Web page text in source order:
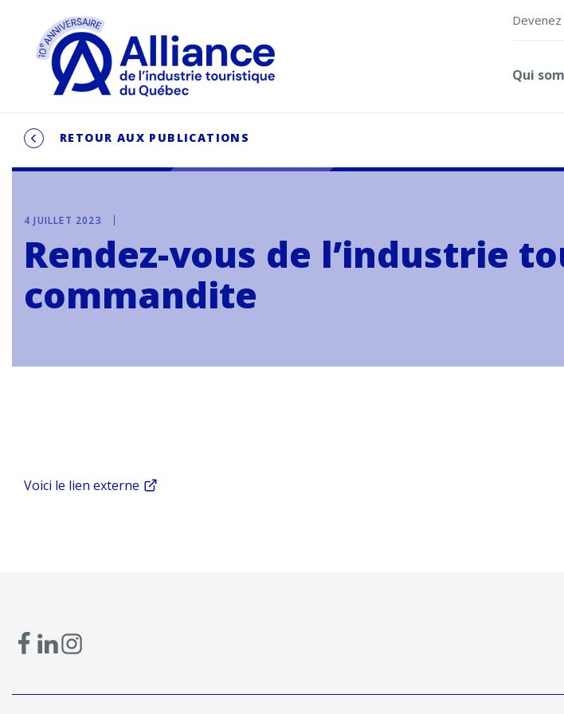
Qui
RETOUR AUX PUBLICATIONS
4 JUILLET 2023
Rendez-vous de l’industrie
commandite
Voici le lien externe